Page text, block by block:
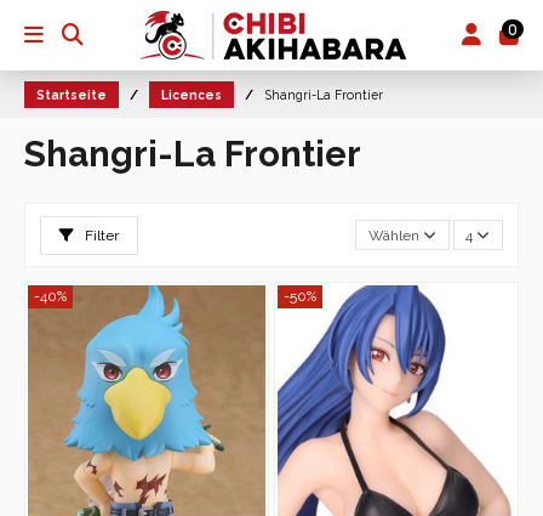
0
Startseite Licences Shangri-La Frontier
Shangri-La Frontier
Filter Wählen 4
-40% -50%